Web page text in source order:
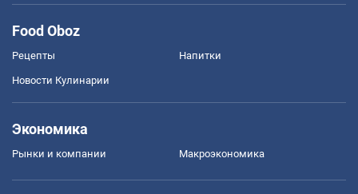
Food Oboz
Рецепты Напитки
Новости Кулинарии
Экономика
Рынки и компании Mакроэкономика